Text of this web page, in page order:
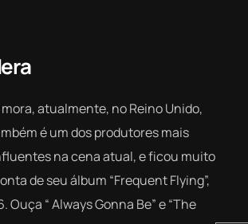
atualmente, no Reino Unido,
é um dos produtores mais
na cena atual, e ficou muito
de seu álbum “Frequent Flying”,
Ouça “Always Gonna Be” e “The